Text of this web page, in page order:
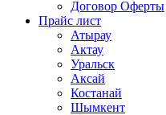
Договор Оферты
Прайс лист
Атырау
Актау
Уральск
Аксай
Костанай
Шымкент